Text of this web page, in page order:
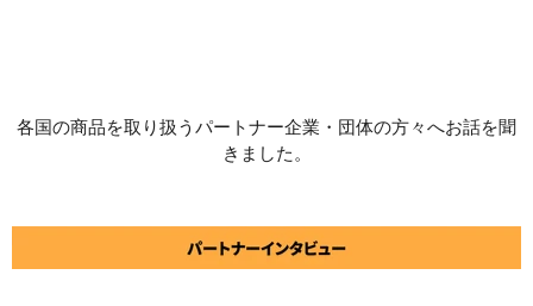
各国の商品を取り扱うパートナー企業・団体の方々へお話を聞
きました。